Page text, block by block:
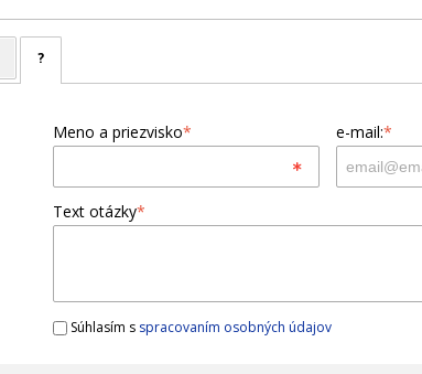
?
Meno a priezvisko* e-mail:*
Text otázky*
Súhlasím s spracovaním osobných údajov